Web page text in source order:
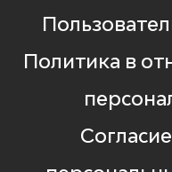
Политика в